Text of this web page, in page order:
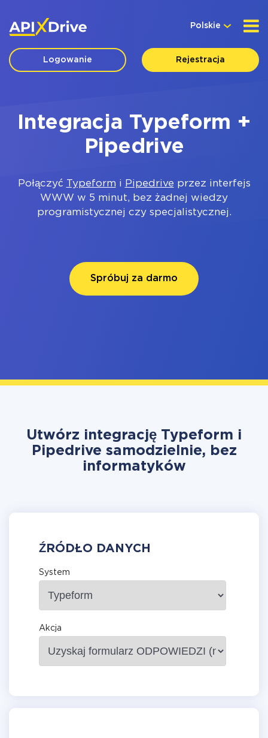
Polskie
Logowanie Rejestracja
Integracja Typeform +
Pipedrive
Połączyć Typeform i Pipedrive przez interfejs
WWW w 5 minut, bez żadnej wiedzy
programistycznej czy specjalistycznej.
Spróbuj za darmo
Utwórz integrację Typeform i
Pipedrive samodzielnie, bez
informatyków
ŹRÓDŁO DANYCH
System
Akcja